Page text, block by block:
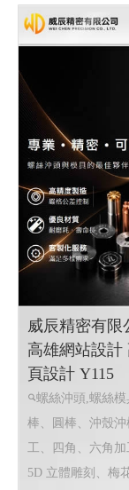
威辰精密有限
高雄網站設計
頁設計 Y115
螺絲沖頭,螺絲模
棒、圓棒、沖殼沖
工、四角、六角加
5D 立體雕刻、梅